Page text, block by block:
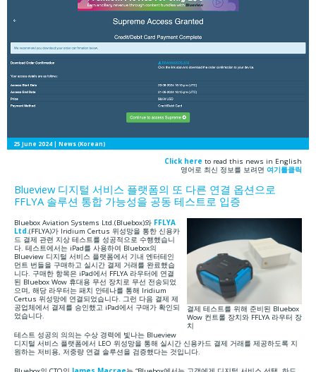
25 June 2024| News (Korean)
Click here to read this news in English
영어로 최신 정보를 보려면 여기를클릭
Blueview 디지털 서비스 플랫폼의 또 다른 연결 옵션으로
FFLYA 솔루션 통합 가능성을 공동 테스트로 입증
결제 테스트를 위해 준비된 Bluebox
Wow 컨트롤 장치와 FFLYA 라우터 장
치
Bluebox Aviation Systems Ltd.(Bluebox)와 FFLYA
Ltd.(FFLYA)가 Iridium Certus 위성망을 통한 신용카
드 결제 관련 지상 테스트를 성공적으로 수행했습니
다. 테스트에서는 iPad를 사용하여 Bluebox의
Blueview 디지털 서비스 플랫폼에서 기내 엔터테인
먼트 번들을 구매하고 실시간 결제 거래를 완료했습
니다. 구매한 항목은 iPad에서 FFLYA 라우터에 연결
된 Bluebox Wow 휴대용 무선 장치로 무선 전송되었
으며, 해당 라우터는 패치 안테나를 통해 Iridium
Certus 위성망에 연결되었습니다. 그런 다음 결제 제
공업체에서 결제를 승인했고 iPad에서 구매가 확인되
었습니다.
테스트 성공의 의의는 수상 경력에 빛나는 Blueview
디지털 서비스 플랫폼에서 LEO 위성망을 통해 실시간 신용카드 결제 거래를 제공하도록 지
원하는 저비용, 저중량 연결 솔루션을 검증했다는 것입니다.